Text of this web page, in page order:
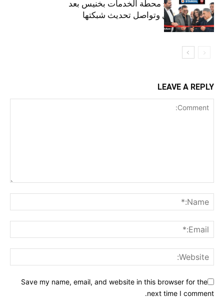
ستارأويل تفتتح محطة الخدمات بخنيس بعد
تجديدهابالكامل وتواصل تحديث شبكتها
LEAVE A REPLY
Save my name, email, and website in this browser for the
next time I comment.